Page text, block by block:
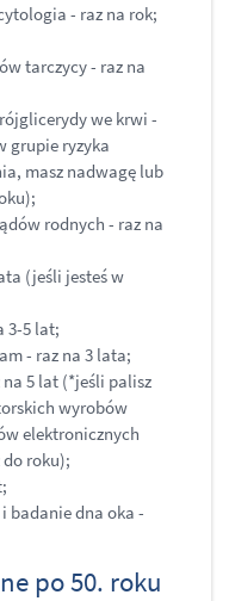
- raz na rok;
tarczycy - raz na
we krwi -
grupie ryzyka
masz nadwagę lub
rodnych - raz na
(jeśli jesteś w
3-5 lat;
- raz na 3 lata;
5 lat (*jeśli palisz
wyrobów
elektronicznych
roku);
badanie dna oka -
po 50. roku